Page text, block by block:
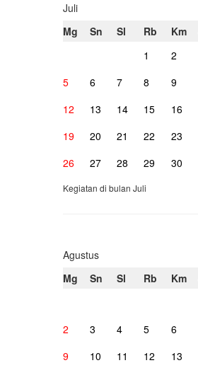
Juli
Mg
Sn Sl Rb Km
1
2
5
6 7 8 9
12
13 14 15 16
19
20 21 22 23
26
27 28 29 30
Kegiatan di bulan Juli
Agustus
Mg
Sn Sl Rb Km
2
3 4 5 6
9
10 11 12 13